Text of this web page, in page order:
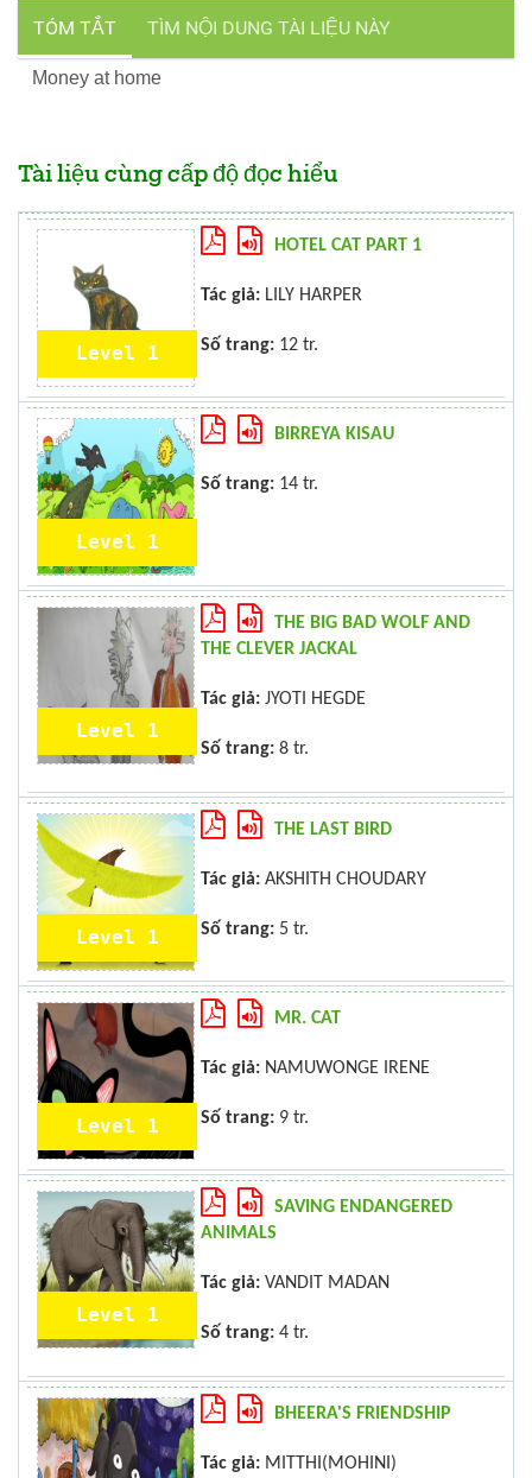
TÓM TẮT TÌM NỘI DUNG TÀI LIỆU NÀY
Money at home
Tài liệu cùng cấp độ đọc hiểu
Level 1
HOTEL CAT PART 1
Tác giả: LILY HARPER
Số trang: 12 tr.
Level 1
BIRREYA KISAU
Số trang: 14 tr.
Level 1
THE BIG BAD WOLF AND
THE CLEVER JACKAL
Tác giả: JYOTI HEGDE
Số trang: 8 tr.
Level 1
THE LAST BIRD
Tác giả: AKSHITH CHOUDARY
Số trang: 5 tr.
Level 1
MR. CAT
Tác giả: NAMUWONGE IRENE
Số trang: 9 tr.
Level 1
SAVING ENDANGERED
ANIMALS
Tác giả: VANDIT MADAN
Số trang: 4 tr.
BHEERA'S FRIENDSHIP
Tác giả: MITTHI(MOHINI)